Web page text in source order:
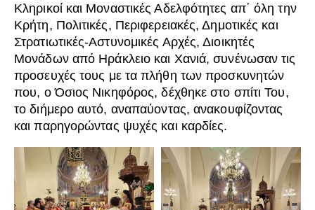
Κληρικοί και Μοναστικές Αδελφότητες απ΄ όλη την
Κρήτη, Πολιτικές, Περιφερειακές, Δημοτικές και
Στρατιωτικές-Αστυνομικές Αρχές, Διοικητές
Μονάδων από Ηράκλειο και Χανιά, συνένωσαν τις
προσευχές τους με τα πλήθη των προσκυνητών
που, ο Όσιος Νικηφόρος, δέχθηκε στο σπίτι Του,
το διήμερο αυτό, αναπαύοντας, ανακουφίζοντας
και παρηγορώντας ψυχές και καρδίες.